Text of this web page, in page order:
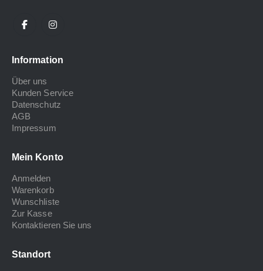
Information
Über uns
Kunden Service
Datenschutz
AGB
Impressum
Mein Konto
Anmelden
Warenkorb
Wunschliste
Zur Kasse
Kontaktieren Sie uns
Standort